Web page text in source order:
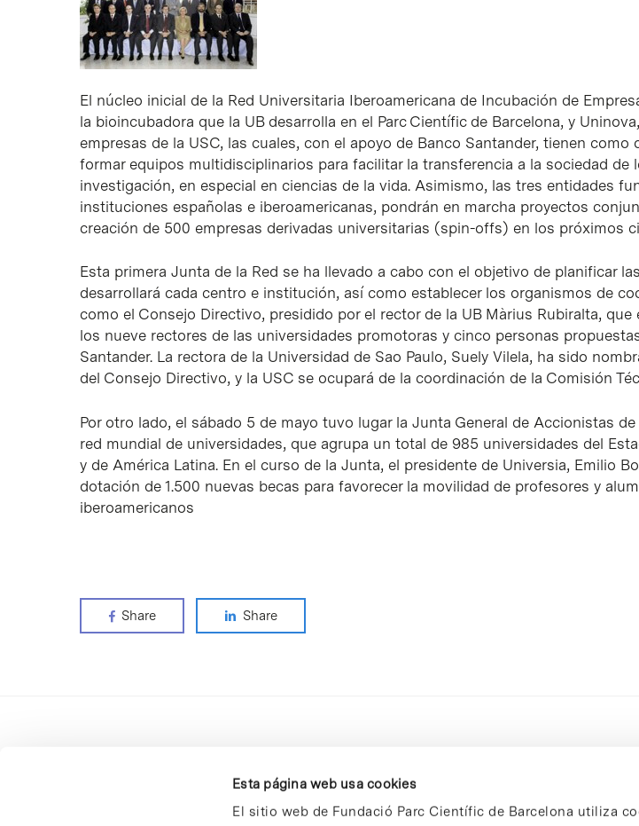
Esta página web usa cookies
El sitio web de Fundació Parc Científic de Barcelona utiliza
El núcleo inicial de la Red Universitaria Iberoamericana de Incubación de
la bioincubadora que la UB desarrolla en el Parc Científic de Barcelona, y
empresas de la USC, las cuales, con el apoyo de Banco Santander, tienen como
formar equipos multidisciplinarios para facilitar la transferencia a la sociedad de
investigación, en especial en ciencias de la vida. Asimismo, las tres entidades
instituciones españolas e iberoamericanas, pondrán en marcha proyectos
creación de 500 empresas derivadas universitarias (spin-offs) en los próximos
Esta primera Junta de la Red se ha llevado a cabo con el objetivo de planificar
desarrollará cada centro e institución, así como establecer los organismos de
como el Consejo Directivo, presidido por el rector de la UB Màrius Rubiralta,
los nueve rectores de las universidades promotoras y cinco personas
Santander. La rectora de la Universidad de Sao Paulo, Suely Vilela, ha sido
del Consejo Directivo, y la USC se ocupará de la coordinación de la Comisión
Por otro lado, el sábado 5 de mayo tuvo lugar la Junta General de Accionistas
red mundial de universidades, que agrupa un total de 985 universidades del
y de América Latina. En el curso de la Junta, el presidente de Universia, Emilio
dotación de 1.500 nuevas becas para favorecer la movilidad de profesores y
iberoamericanos
Share Share